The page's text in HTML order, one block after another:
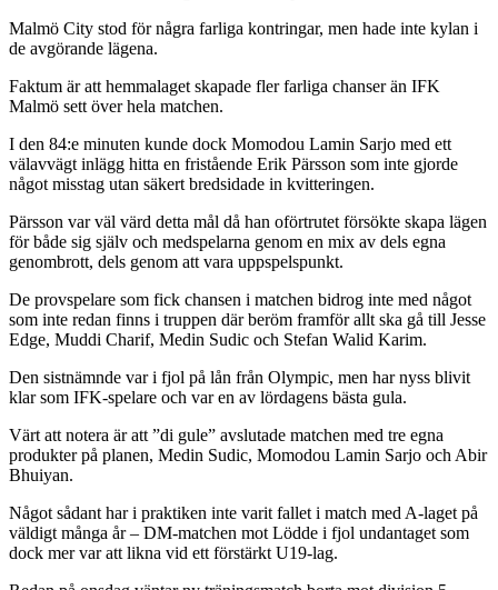
Malmö City stod för några farliga kontringar, men hade inte kylan i
de avgörande lägena.
Faktum är att hemmalaget skapade fler farliga chanser än IFK
Malmö sett över hela matchen.
I den 84:e minuten kunde dock Momodou Lamin Sarjo med ett
välavvägt inlägg hitta en fristående Erik Pärsson som inte gjorde
något misstag utan säkert bredsidade in kvitteringen.
Pärsson var väl värd detta mål då han oförtrutet försökte skapa lägen
för både sig själv och medspelarna genom en mix av dels egna
genombrott, dels genom att vara uppspelspunkt.
De provspelare som fick chansen i matchen bidrog inte med något
som inte redan finns i truppen där beröm framför allt ska gå till Jesse
Edge, Muddi Charif, Medin Sudic och Stefan Walid Karim.
Den sistnämnde var i fjol på lån från Olympic, men har nyss blivit
klar som IFK-spelare och var en av lördagens bästa gula.
Värt att notera är att ”di gule” avslutade matchen med tre egna
produkter på planen, Medin Sudic, Momodou Lamin Sarjo och Abir
Bhuiyan.
Något sådant har i praktiken inte varit fallet i match med A-laget på
väldigt många år – DM-matchen mot Lödde i fjol undantaget som
dock mer var att likna vid ett förstärkt U19-lag.